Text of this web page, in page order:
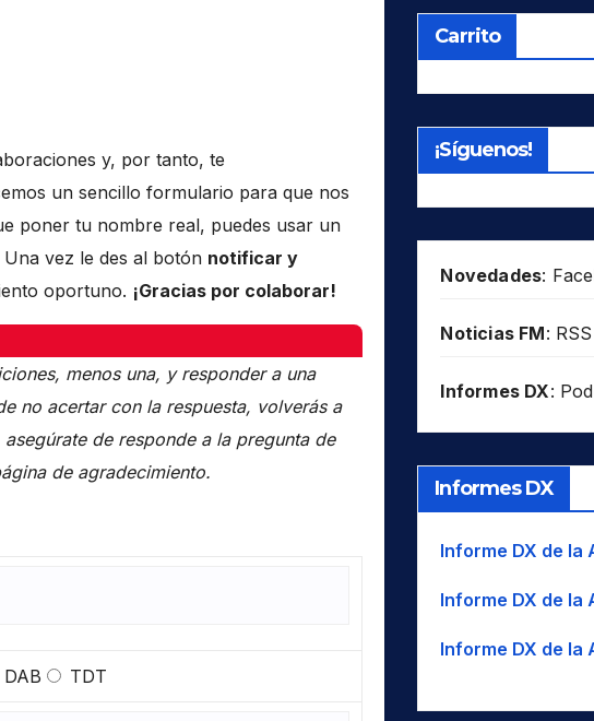
y, por tanto, te
un sencillo formulario para que nos
poner tu nombre real, puedes usar un
vez le des al botón notificar y
oportuno. ¡Gracias por colaborar!
menos una, y responder a una
no acertar con la respuesta, volverás a
de responde a la pregunta de
de agradecimiento.
DAB TDT
Carrito
¡Síguenos!
Novedades:
Noticias FM: RSS
Informes DX:
Informes DX
Informe DX de la
Informe DX de la
Informe DX de la